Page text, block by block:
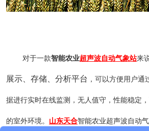
对于一款智能农业超声波自动气象站来
展示、存储、分析平台 ，可以方便用户通
据进行实时在线监测，无人值守，性能稳定
的室外环境。 山东天合智能农业超声波自动